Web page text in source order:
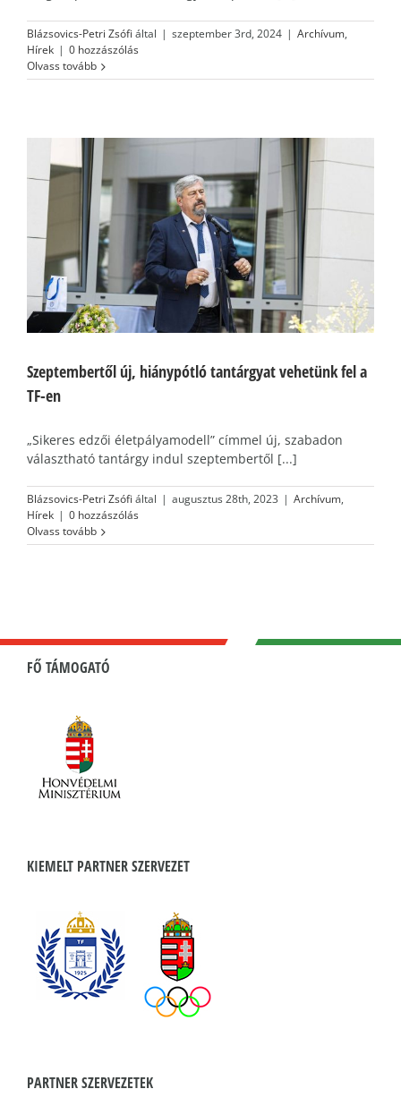
Blázsovics-Petri Zsófi által | szeptember 3rd, 2024 | Archívum,
Hírek | 0 hozzászólás
Olvass tovább
Szeptembertől új, hiánypótló tantárgyat vehetünk fel a
TF-en
„Sikeres edzői életpályamodell” címmel új, szabadon
választható tantárgy indul szeptembertől [...]
Blázsovics-Petri Zsófi által | augusztus 28th, 2023 | Archívum,
Hírek | 0 hozzászólás
Olvass tovább
FŐ TÁMOGATÓ
KIEMELT PARTNER SZERVEZET
PARTNER SZERVEZETEK